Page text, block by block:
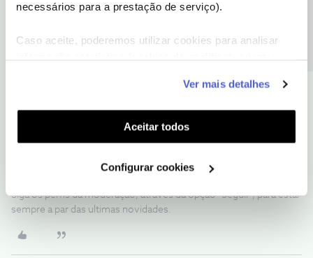
necessários para a prestação de serviço).
Caso aceite, poderemos utilizar cookies para analisar
funcionalidades (cookies de personalização e
funcionalidade) e adaptar anúncios aos seus interesses
(cookies de publicidade personalizada). Pode gerir a
utilização dos cookies clicando em "Configurar
Ver mais detalhes
Aceitar todos
Configurar cookies
Agradecemos a sua mensagem@Fernando Boléo Canário
proteção e dos mesmos.
Ajude a comunidade a encontrar informação relevante. Marque
Siga os perfis da moderação, através da opção "Seguir", para estar
sempre a par das ultimas novidades.